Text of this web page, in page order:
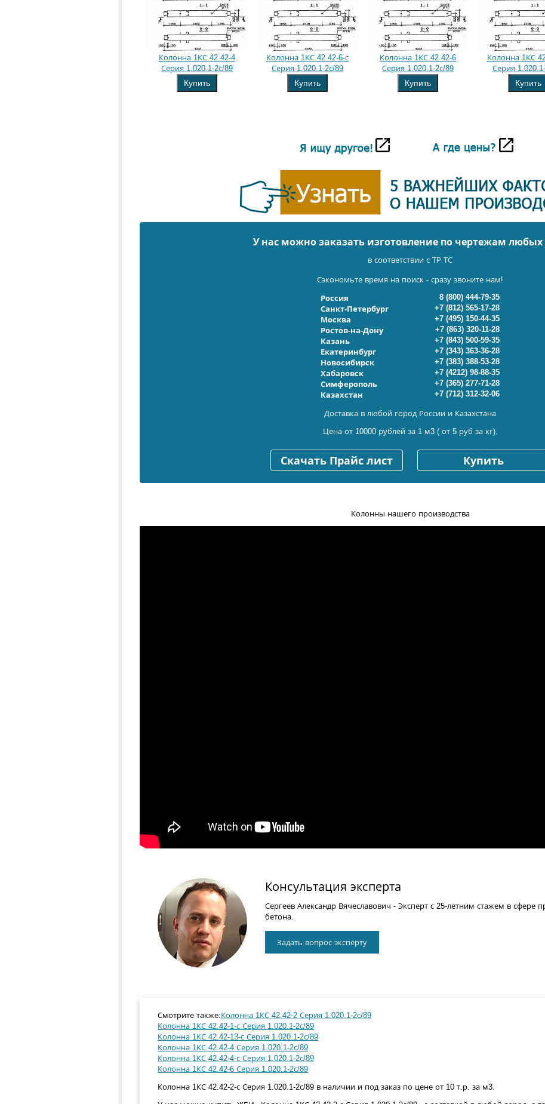
Колонна 1КС 42.42-4
Серия 1.020.1-2с/89
Купить
Колонна 1КС 42.42-6-с
Серия 1.020.1-2с/89
Купить
Колонна 1КС 42.42-6
Серия 1.020.1-2с/89
Купить
Колонна 1КС
Серия
Купить
У нас можно заказать изготовление по чертежам
в соответствии с ТР ТС
Сэкономьте время на поиск - сразу звоните нам!
Россия
8 (800) 444-79-35
Санкт-Петербург
+7 (812) 565-17-28
Москва
+7 (495) 150-44-35
Ростов-на-Дону
+7 (863) 320-11-28
Казань
+7 (843) 500-59-35
Екатеринбург
+7 (343) 363-36-28
Новосибирск
+7 (383) 388-53-28
Хабаровск
+7 (4212) 98-88-35
Симферополь
+7 (365) 277-71-28
Казахстан
+7 (712) 312-32-06
Доставка в любой город России и Казахстана
Цена от 10000 рублей за 1 м3 ( от 5 руб за кг).
Скачать Прайс лист Купить
Колонны нашего производства
Консультация эксперта
Сергеев Александр Вячеславович - Эксперт с 25-летним стажем в сфере
бетона.
Задать вопрос эксперту
Смотрите также:Колонна 1КС 42.42-2 Серия 1.020.1-2с/89
Колонна 1КС 42.42-1-с Серия 1.020.1-2с/89
Колонна 1КС 42.42-13-с Серия 1.020.1-2с/89
Колонна 1КС 42.42-4 Серия 1.020.1-2с/89
Колонна 1КС 42.42-4-с Серия 1.020.1-2с/89
Колонна 1КС 42.42-6 Серия 1.020.1-2с/89
Колонна 1КС 42.42-2-с Серия 1.020.1-2с/89 в наличии и под заказ по цене от 10 т.р. за м3.